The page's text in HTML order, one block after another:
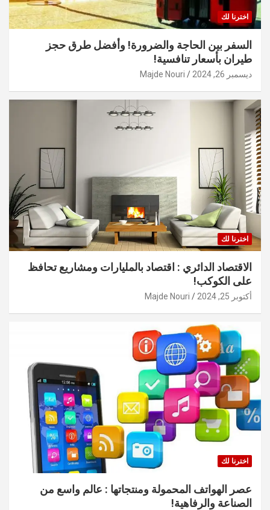
اخترنا لك
السفر بين الحاجة والضرورة! وأفضل طرق حجز
طيران بأسعار تنافسية!
ديسمبر 26, 2024 Majde Nouri
اخترنا لك
الاقتصاد الدائري : اقتصاد بالمليارات ومشاريع تحافظ
على الكوكب!
أكتوبر 25, 2024 Majde Nouri
اخترنا لك
عصر الهواتف المحمولة ومنتجاتها : عالم واسع من
الصناعة والرفاهية!